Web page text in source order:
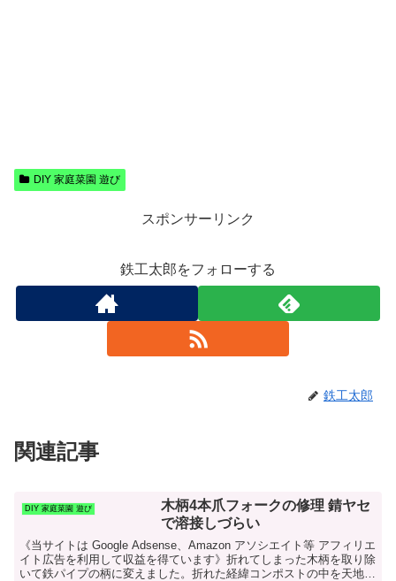
DIY 家庭菜園 遊び
スポンサーリンク
鉄工太郎をフォローする
鉄工太郎
関連記事
DIY 家庭菜園 遊び
木柄4本爪フォークの修理 錆ヤセ
で溶接しづらい
《当サイトは Google Adsense、Amazon アソシエイト等 アフィリエ
イト広告を利用して収益を得ています》折れてしまった木柄を取り除
いて鉄パイプの柄に変えました。折れた経緯コンポストの中を天地返